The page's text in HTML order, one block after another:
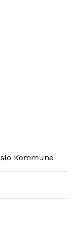
Kommune